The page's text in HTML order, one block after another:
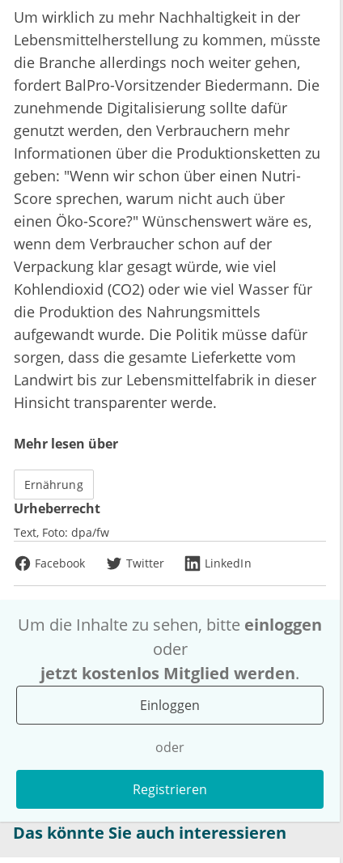
Um wirklich zu mehr Nachhaltigkeit in der
Lebensmittelherstellung zu kommen, müsste
die Branche allerdings noch weiter gehen,
fordert BalPro-Vorsitzender Biedermann. Die
zunehmende Digitalisierung sollte dafür
genutzt werden, den Verbrauchern mehr
Informationen über die Produktionsketten zu
geben: "Wenn wir schon über einen Nutri-
Score sprechen, warum nicht auch über
einen Öko-Score?" Wünschenswert wäre es,
wenn dem Verbraucher schon auf der
Verpackung klar gesagt würde, wie viel
Kohlendioxid (CO2) oder wie viel Wasser für
die Produktion des Nahrungsmittels
aufgewandt wurde. Die Politik müsse dafür
sorgen, dass die gesamte Lieferkette vom
Landwirt bis zur Lebensmittelfabrik in dieser
Hinsicht transparenter werde.
Mehr lesen über
Ernährung
Urheberrecht
Text, Foto: dpa/fw
Facebook
Twitter LinkedIn
Um die Inhalte zu sehen, bitte einloggen
oder
jetzt kostenlos Mitglied werden.
Einloggen
oder
Registrieren
Das könnte Sie auch interessieren